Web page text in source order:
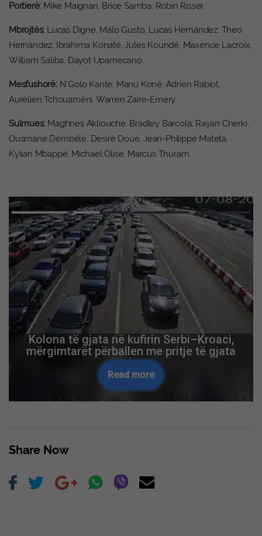
Portierë: Mike Maignan, Brice Samba, Robin Risser.
Mbrojtës: Lucas Digne, Malo Gusto, Lucas Hernández, Theo
Hernández, Ibrahima Konaté, Jules Koundé, Maxence Lacroix,
William Saliba, Dayot Upamecano.
Mesfushorë:N’Golo Kanté, Manu Koné, Adrien Rabiot,
Aurélien Tchouaméni, Warren Zaïre-Emery.
Sulmues:Maghnes Akliouche, Bradley Barcola, Rayan Cherki,
Ousmane Dembélé, Désiré Doué, Jean-Philippe Mateta,
Kylian Mbappé, Michael Olise, Marcus Thuram.
Kolona të gjata në kufirin Serbi–Kroaci,
mërgimtarët përballen me pritje të gjata
Read more
Share Now